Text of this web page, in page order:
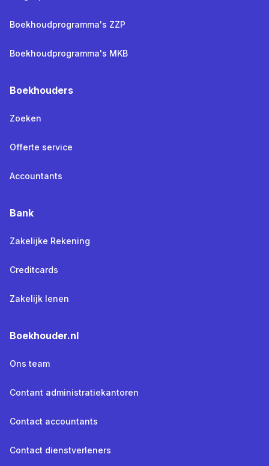
Boekhoudprogramma's ZZP
Boekhoudprogramma's MKB
Boekhouders
Zoeken
Offerte service
Accountants
Bank
Zakelijke Rekening
Creditcards
Zakelijk lenen
Boekhouder.nl
Ons team
Contant administratiekantoren
Contact accountants
Contact dienstverleners